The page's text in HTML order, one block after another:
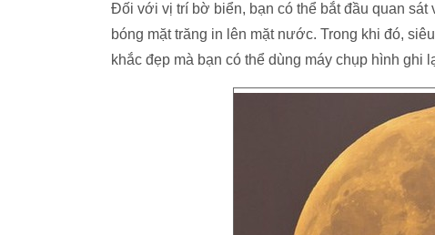
Đối với vị trí bờ biển, bạn có thể bắt đầu quan
bóng mặt trăng in lên mặt nước. Trong khi đó,
khắc đẹp mà bạn có thể dùng máy chụp hình ghi